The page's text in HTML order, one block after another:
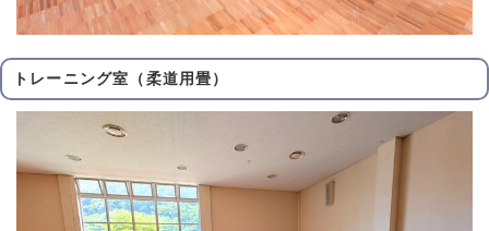
トレーニング室（柔道用畳）